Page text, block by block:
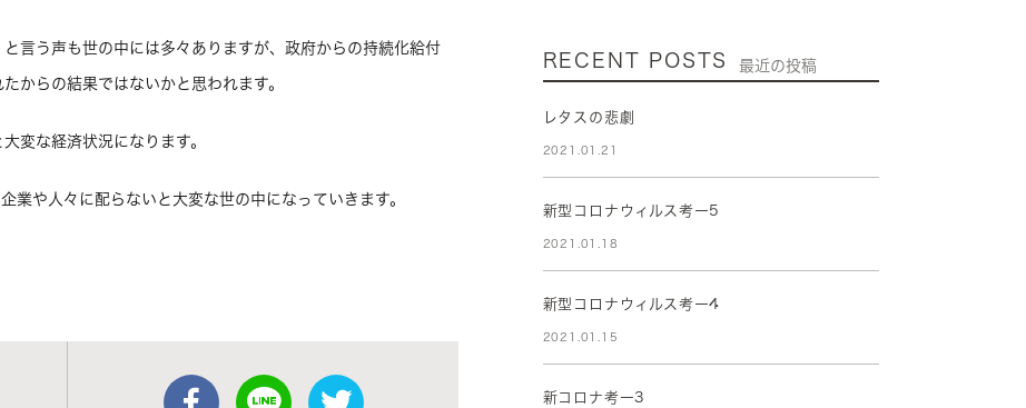
言う声も世の中には多々ありますが、政府からの持続化給付
からの結果ではないかと思われます。
変な経済状況になります。
業や人々に配らないと大変な世の中になっていきます。
RECENT POSTS 最近の投稿
レタスの悲劇
2021.01.21
新型コロナウィルス考ー5
2021.01.18
新型コロナウィルス考ー4
2021.01.15
新コロナ考ー3